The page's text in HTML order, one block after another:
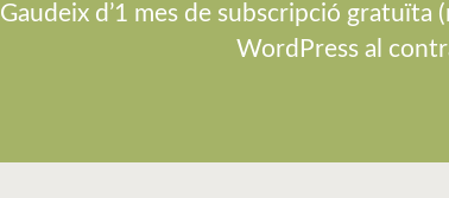
Gaudeix d’1 mes de subscripció
WordPress al